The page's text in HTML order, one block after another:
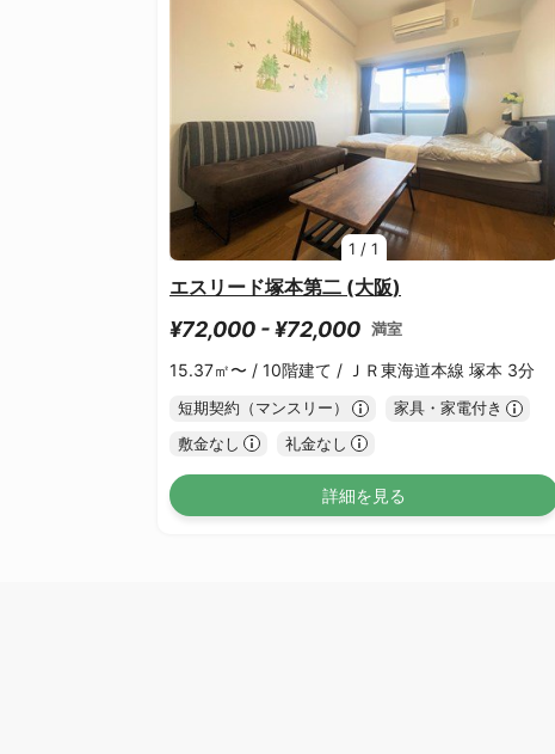
1 /1
エスリード塚本第二 (大阪)
¥72,000 - ¥72,000 満室
15.37㎡〜 / 10階建て / ＪＲ東海道本線 塚本 3分
短期契約（マンスリー）
家具・家電付き
敷金なし
礼金なし
詳細を見る